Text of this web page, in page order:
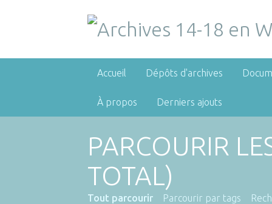
Accueil Dépôts d'archives
À propos Derniers ajouts
PARCOURIR
TOTAL)
Tout parcourir Parcourir par tags